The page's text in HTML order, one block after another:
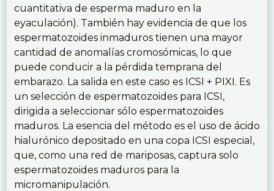
cuantitativa de esperma maduro en la
eyaculación). También hay evidencia de que los
espermatozoides inmaduros tienen una mayor
cantidad de anomalías cromosómicas, lo que
puede conducir a la pérdida temprana del
embarazo. La salida en este caso es ICSI + PIXI. Es
un selección de espermatozoides para ICSI,
dirigida a seleccionar sólo espermatozoides
maduros. La esencia del método es el uso de ácido
hialurónico depositado en una copa ICSI especial,
que, como una red de mariposas, captura solo
espermatozoides maduros para la
micromanipulación.